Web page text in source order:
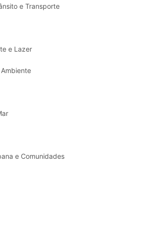
e Transporte
Turismo, Esporte e Lazer
e Comunidades